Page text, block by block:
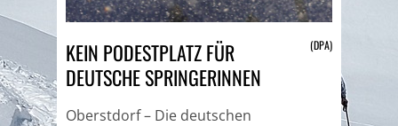
KEIN PODESTPLATZ FÜR
DEUTSCHE SPRINGERINNEN
(DPA)
Oberstdorf – Die deutschen